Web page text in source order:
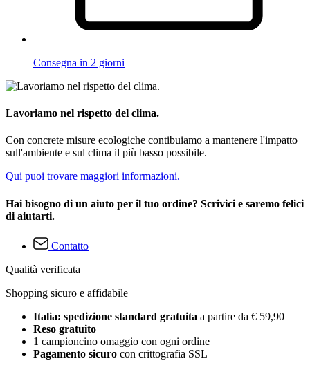
Consegna in 2 giorni
Lavoriamo nel rispetto del clima.
Con concrete misure ecologiche contibuiamo a mantenere l'impatto
sull'ambiente e sul clima il più basso possibile.
Qui puoi trovare maggiori informazioni.
Hai bisogno di un aiuto per il tuo ordine? Scrivici e saremo felici
di aiutarti.
Contatto
Qualità verificata
Shopping sicuro e affidabile
Italia: spedizione standard gratuita a partire da € 59,90
Reso gratuito
1 campioncino omaggio con ogni ordine
Pagamento sicuro con crittografia SSL